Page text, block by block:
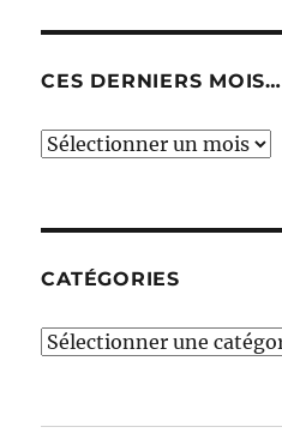
CES DERNIERS MOIS…
Ces
CATÉGORIES
Catégories